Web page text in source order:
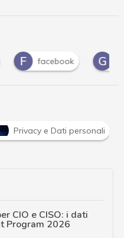
facebook Gdpr
Privacy e Dati personali
CIO e CISO: i dati
Program 2026